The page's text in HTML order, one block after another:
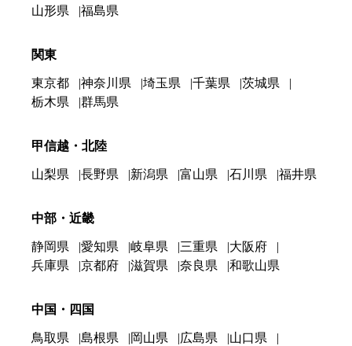
山形県
福島県
関東
東京都 神奈川県 埼玉県 千葉県
茨城県
栃木県
群馬県
甲信越・北陸
山梨県 長野県 新潟県 富山県 石川県 福井県
中部・近畿
静岡県 愛知県 岐阜県 三重県
大阪府
兵庫県
京都府 滋賀県 奈良県 和歌山県
中国・四国
鳥取県 島根県 岡山県 広島県
山口県